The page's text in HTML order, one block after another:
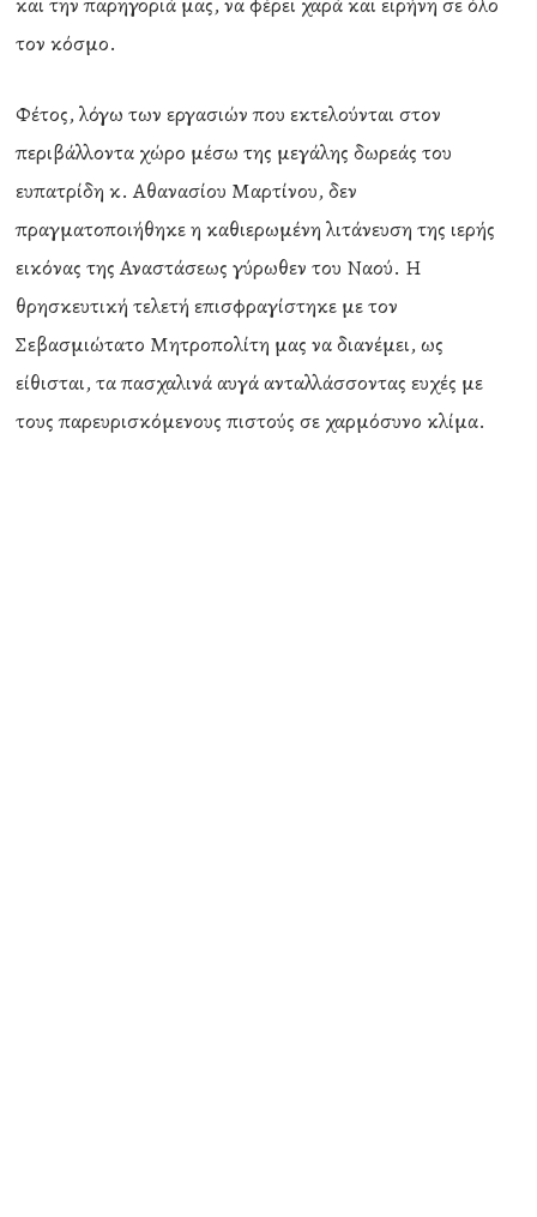
τον κόσμο.
Φέτος, λόγω των εργασιών που εκτελούνται στον
περιβάλλοντα χώρο μέσω της μεγάλης δωρεάς του
ευπατρίδη κ. Αθανασίου Μαρτίνου, δεν
πραγματοποιήθηκε η καθιερωμένη λιτάνευση της ιερής
εικόνας της Αναστάσεως γύρωθεν του Ναού. Η
θρησκευτική τελετή επισφραγίστηκε με τον
Σεβασμιώτατο Μητροπολίτη μας να διανέμει, ως
είθισται, τα πασχαλινά αυγά ανταλλάσσοντας ευχές με
τους παρευρισκόμενους πιστούς σε χαρμόσυνο κλίμα.